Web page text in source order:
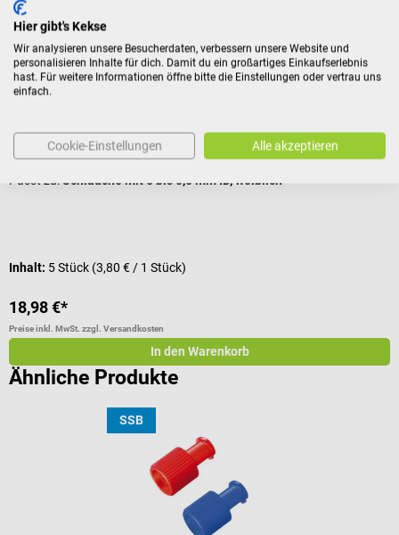
Kunden kauften auch
VBM Medizintechnik
Luer-Lock-Adapter für Schläuche
für Schläuche mit 5 bis 5,5 mm ID, weiblich oder männlich
Passt zu: Schläuche mit 5 bis 5,5 mm ID, weiblich
Inhalt: 5 Stück (3,80 € / 1 Stück)
18,98 €*
Preise inkl. MwSt. zzgl. Versandkosten
In den Warenkorb
Ähnliche Produkte
SSB
Hier gibt's Kekse
Wir analysieren unsere Besucherdaten, verbessern unsere Website und
personalisieren Inhalte für dich. Damit du ein großartiges Einkaufserlebnis
hast. Für weitere Informationen öffne bitte die Einstellungen oder vertrau uns
einfach.
Cookie-Einstellungen Alle akzeptieren